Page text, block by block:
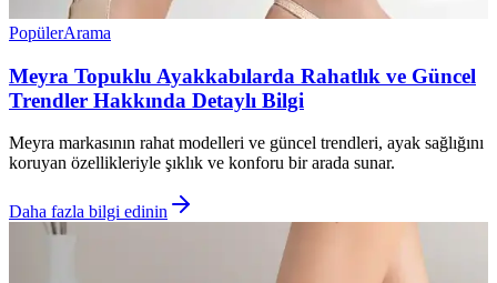
PopülerArama
Meyra Topuklu Ayakkabılarda Rahatlık ve Güncel
Trendler Hakkında Detaylı Bilgi
Meyra markasının rahat modelleri ve güncel trendleri, ayak sağlığını
koruyan özellikleriyle şıklık ve konforu bir arada sunar.
Daha fazla bilgi edinin